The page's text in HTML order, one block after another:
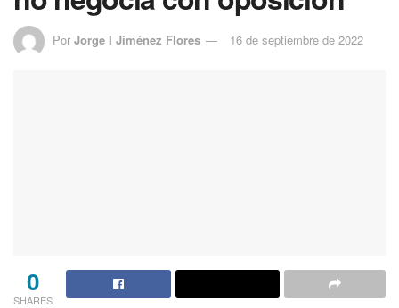
Por Jorge I Jiménez Flores 16 de septiembre de 2022
0
SHARES